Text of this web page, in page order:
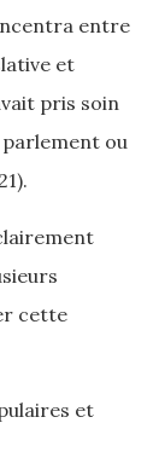
entre
et
pris soin
ou
cette
et